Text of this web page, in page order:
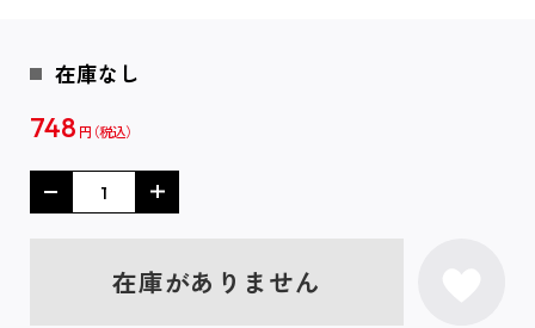
在庫なし
748 円
在庫がありません